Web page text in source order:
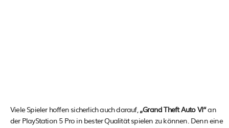
Viele Spieler hoffen sicherlich auch darauf, „Grand Theft Auto VI“an
der PlayStation 5 Pro in bester Qualität spielen zu können. Denn eine